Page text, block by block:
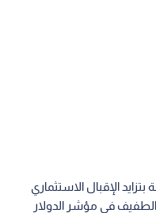
الإقبال الاستثماري
الطفيف في مؤشر الدولار